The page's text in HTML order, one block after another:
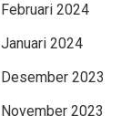
Februari 2024
Januari 2024
Desember 2023
November 2023